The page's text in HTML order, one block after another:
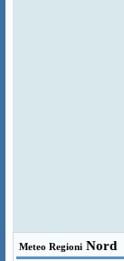
Meteo RegioniNord